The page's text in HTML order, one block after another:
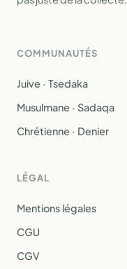
COMMUNAUTÉS
Juive · Tsedaka
Musulmane · Sadaqa
Chrétienne · Denier
LÉGAL
Mentions légales
CGU
CGV